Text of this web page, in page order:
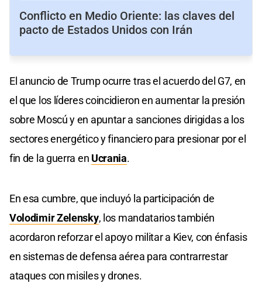
Conflicto en Medio Oriente: las claves del
pacto de Estados Unidos con Irán
El anuncio de Trump ocurre tras el acuerdo del G7, en
el que los líderes coincidieron en aumentar la presión
sobre Moscú y en apuntar a sanciones dirigidas a los
sectores energético y financiero para presionar por el
fin de la guerra en Ucrania.
En esa cumbre, que incluyó la participación de
Volodimir Zelensky, los mandatarios también
acordaron reforzar el apoyo militar a Kiev, con énfasis
en sistemas de defensa aérea para contrarrestar
ataques con misiles y drones.